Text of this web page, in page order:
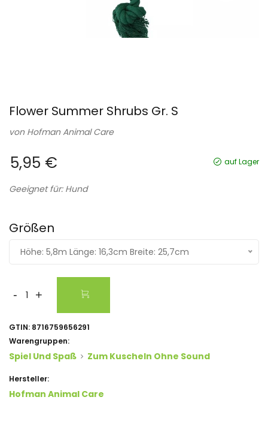
Flower Summer Shrubs Gr. S
von Hofman Animal Care
5,95 € auf Lager
Geeignet für: Hund
Größen
Höhe: 5,8m Länge: 16,3cm Breite: 25,7cm
- +
GTIN: 8716759656291
Warengruppen:
Spiel Und Spaß Zum Kuscheln Ohne Sound
Hersteller:
Hofman Animal Care